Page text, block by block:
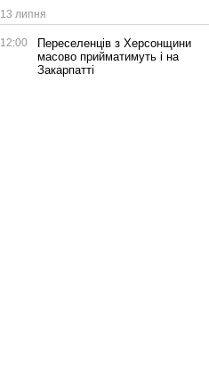
13 липня
12:00
Переселенців з Херсонщини
масово прийматимуть і на
Закарпатті